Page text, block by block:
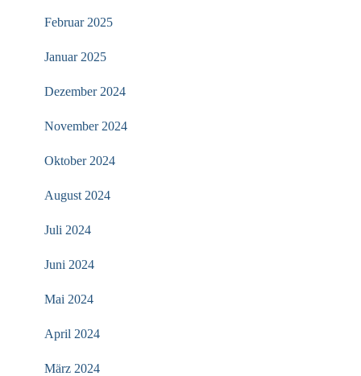
Februar 2025
Januar 2025
Dezember 2024
November 2024
Oktober 2024
August 2024
Juli 2024
Juni 2024
Mai 2024
April 2024
März 2024